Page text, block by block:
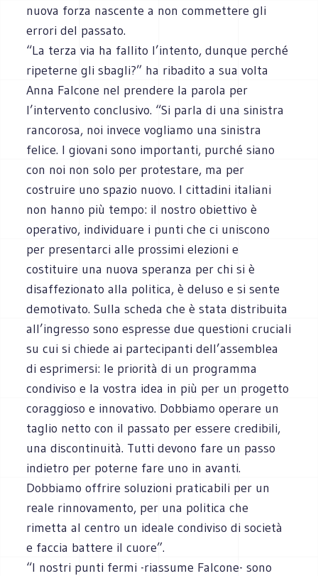
nuova forza nascente a non commettere gli
errori del passato.
“La terza via ha fallito l’intento, dunque perché
ripeterne gli sbagli?” ha ribadito a sua volta
Anna Falcone nel prendere la parola per
l’intervento conclusivo. “Si parla di una sinistra
rancorosa, noi invece vogliamo una sinistra
felice. I giovani sono importanti, purché siano
con noi non solo per protestare, ma per
costruire uno spazio nuovo. I cittadini italiani
non hanno più tempo: il nostro obiettivo è
operativo, individuare i punti che ci uniscono
per presentarci alle prossimi elezioni e
costituire una nuova speranza per chi si è
disaffezionato alla politica, è deluso e si sente
demotivato. Sulla scheda che è stata distribuita
all’ingresso sono espresse due questioni cruciali
su cui si chiede ai partecipanti dell’assemblea
di esprimersi: le priorità di un programma
condiviso e la vostra idea in più per un progetto
coraggioso e innovativo. Dobbiamo operare un
taglio netto con il passato per essere credibili,
una discontinuità. Tutti devono fare un passo
indietro per poterne fare uno in avanti.
Dobbiamo offrire soluzioni praticabili per un
reale rinnovamento, per una politica che
rimetta al centro un ideale condiviso di società
e faccia battere il cuore”.
“I nostri punti fermi -riassume Falcone- sono